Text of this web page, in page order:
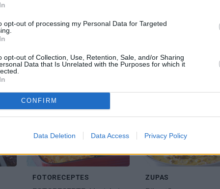
opt-out of processing my Personal Data for Targeted
opt-out of Collection, Use, Retention, Sale, and/or Sharing
Data that Is Unrelated with the Purposes for which it
CONFIRM
Data Deletion Data Access Privacy Policy
KULTA ĒDIENI MALTĀS GAĻAS
Izdevīgi, gardi un
FOTORECEPTES ZUPAS